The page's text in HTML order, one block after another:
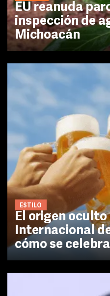
EU reanuda
inspección de
Michoacán
ESTILO
El origen oculto
Internacional
cómo se